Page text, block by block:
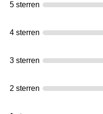
5 sterren
4 sterren
3 sterren
2 sterren